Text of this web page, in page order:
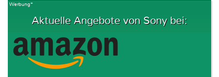
Werbung*
Aktuelle Angebote von Sony bei: